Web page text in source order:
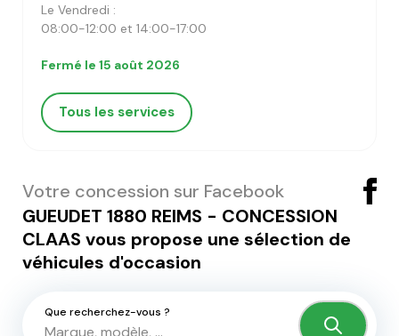
Le Vendredi :
08:00-12:00 et 14:00-17:00
Fermé le 15 août 2026
Tous les services
Votre concession sur Facebook
GUEUDET 1880 REIMS - CONCESSION
CLAAS vous propose une sélection de
véhicules d'occasion
Que recherchez-vous ?